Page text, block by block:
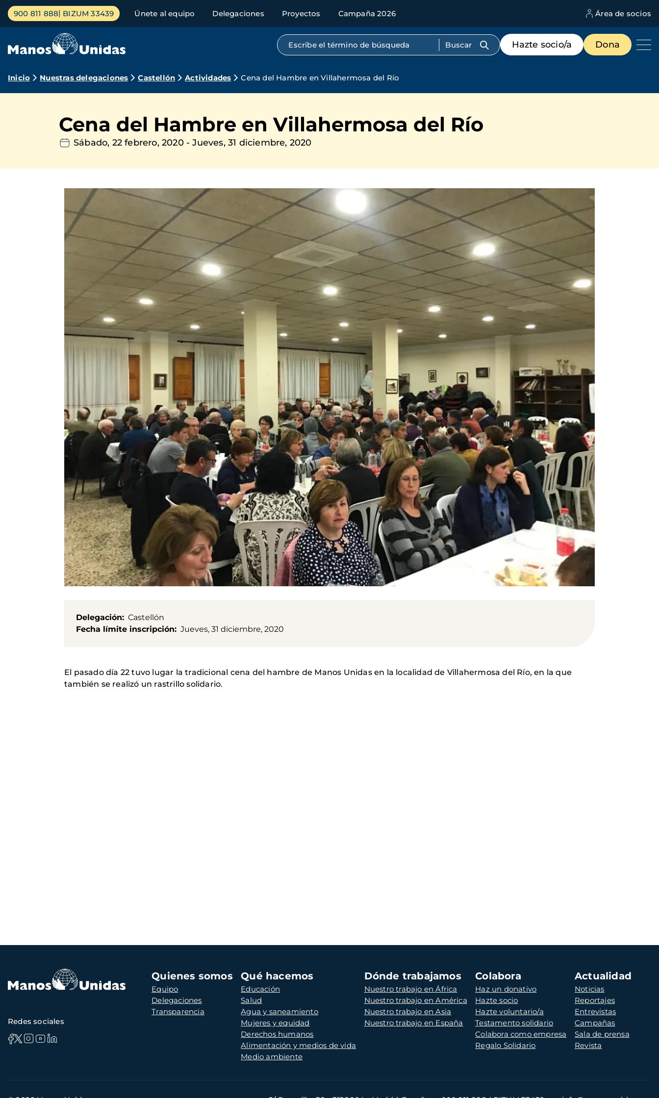
Pasar
contenido
Menú
principal
900 811 888 BIZUM 33439 Únete al equipo Delegaciones Proyectos Campaña 2026 Área de socios
Búsqueda por texto completo
Menú
de
destacados
Hazte socio/a Dona
Ruta
navegación
Inicio Nuestras delegaciones Castellón Actividades Cena del Hambre en Villahermosa del Río
Cena del Hambre en Villahermosa del Río
Sábado, 22 febrero, 2020-Jueves, 31 diciembre, 2020
Delegación
Castellón
Fecha límite inscripción
Jueves, 31 diciembre, 2020
El pasado día 22 tuvo lugar la tradicional cena del hambre de Manos Unidas en la localidad de Villahermosa del Río, en la que
también se realizó un rastrillo solidario.
Navegación
principal
Quienes somos
Equipo
Delegaciones
Transparencia
Qué hacemos
Educación
Salud
Agua y saneamiento
Mujeres y equidad
Derechos humanos
Alimentación y medios de vida
Medio ambiente
Dónde trabajamos
Nuestro trabajo en África
Nuestro trabajo en América
Nuestro trabajo en Asia
Nuestro trabajo en España
Colabora
Haz un donativo
Hazte socio
Hazte voluntario/a
Testamento solidario
Colabora como empresa
Regalo Solidario
Actualidad
Noticias
Reportajes
Entrevistas
Campañas
Sala de prensa
Revista
Redes sociales